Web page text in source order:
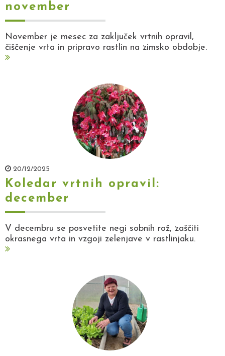
november
November je mesec za zaključek vrtnih opravil,
čiščenje vrta in pripravo rastlin na zimsko obdobje.
20/12/2025
Koledar vrtnih opravil:
december
V decembru se posvetite negi sobnih rož, zaščiti
okrasnega vrta in vzgoji zelenjave v rastlinjaku.